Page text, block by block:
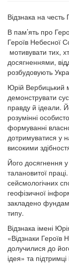
Відзнака на
В пам’ять про
Героїв Небесної
мотивувати тих,
досягненнями,
розбудовують
Юрій Вербицький
демонструвати
правду й ідеали.
розумінні
формуванні
дотримуватися у
високими
Його досягнення у
талановитої
сейсмологічних
геофізичної
закладено
типу.
Відзнака імені
«Відзнаки Героїв
долучилися до
ідея» та